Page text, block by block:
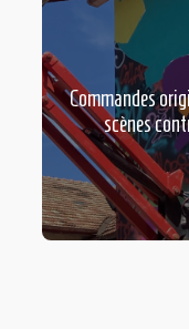
Commandes
scènes